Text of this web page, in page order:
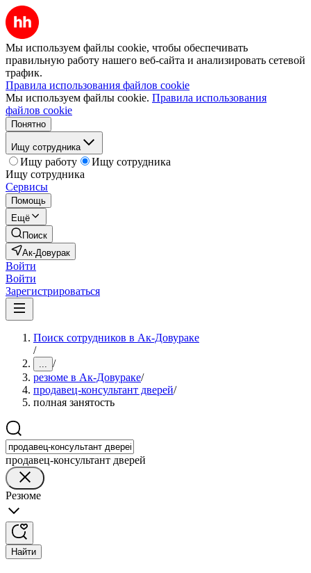
Мы используем файлы cookie, чтобы обеспечивать
правильную работу нашего веб-сайта и анализировать сетевой
трафик.
Правила использования файлов cookie
Мы используем файлы cookie. Правила использования
файлов cookie
Понятно
Ищу сотрудника
Ищу работу
Ищу сотрудника
Ищу сотрудника
Сервисы
Помощь
Ещё
Поиск
Ак-Довурак
Войти
Войти
Зарегистрироваться
Поиск сотрудников в Ак-Довураке
/
... /
резюме в Ак-Довураке/
продавец-консультант дверей/
полная занятость
продавец-консультант дверей
Резюме
Найти